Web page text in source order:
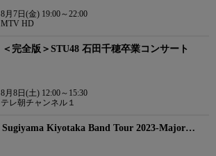
8月7日(金) 19:00～22:00
MTV HD
＜完全版＞STU48 石田千穂卒業コンサート
8月8日(土) 12:00～15:30
テレ朝チャンネル１
Sugiyama Kiyotaka Band Tour 2023-Major…